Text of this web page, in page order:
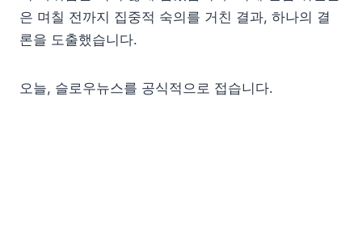
은 며칠 전까지 집중적 숙의를 거친 결과, 하나의 결
론을 도출했습니다.
오늘, 슬로우뉴스를 공식적으로 접습니다.